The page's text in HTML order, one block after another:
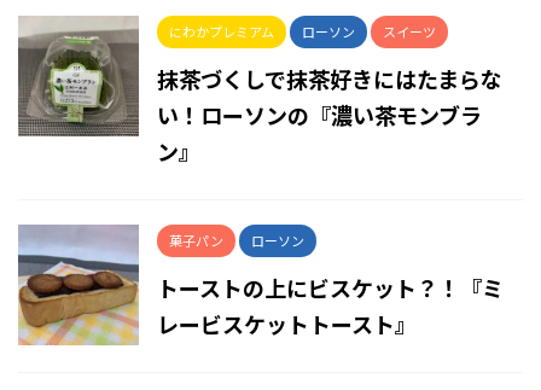
にわかプレミアム ローソン スイーツ
抹茶づくしで抹茶好きにはたまらな
い！ローソンの『濃い茶モンブラ
ン』
菓子パン ローソン
トーストの上にビスケット？！『ミ
レービスケットトースト』